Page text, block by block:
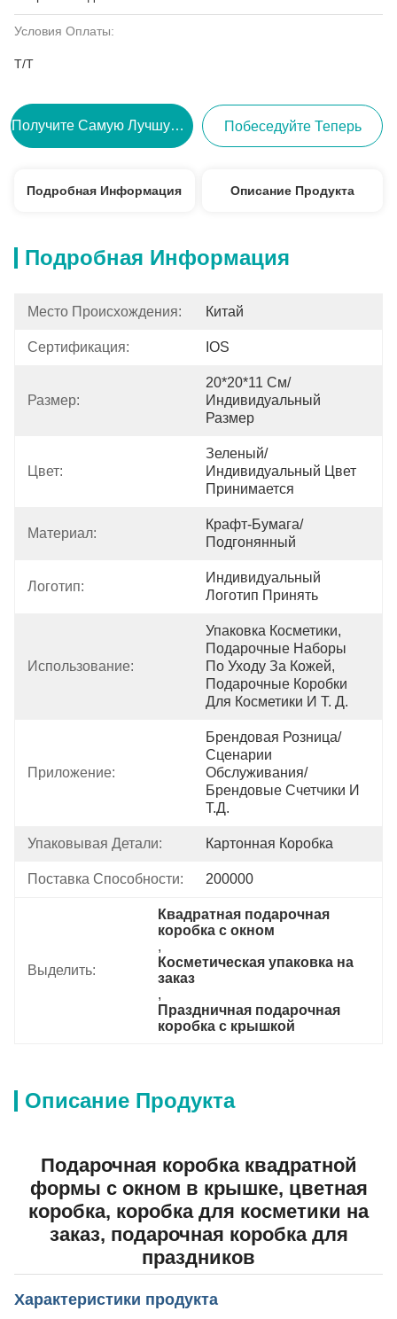
Условия Оплаты:
Т/Т
Получите Самую Лучшую Цену Побеседуйте Теперь
Подробная Информация Описание Продукта
Подробная Информация
Место Происхождения: Китай
Сертификация: IOS
Размер:
20*20*11 См/
Индивидуальный
Размер
Цвет:
Зеленый/
Индивидуальный Цвет
Принимается
Материал:
Крафт-Бумага/
Подгонянный
Логотип:
Индивидуальный
Логотип Принять
Использование:
Упаковка Косметики,
Подарочные Наборы
По Уходу За Кожей,
Подарочные Коробки
Для Косметики И Т. Д.
Приложение:
Брендовая Розница/
Сценарии
Обслуживания/
Брендовые Счетчики И
Т.д.
Упаковывая Детали: Картонная Коробка
Поставка Способности: 200000
Выделить:
Квадратная подарочная
коробка с окном
,
Косметическая упаковка на
заказ
,
Праздничная подарочная
коробка с крышкой
Описание Продукта
Подарочная коробка квадратной
формы с окном в крышке, цветная
коробка, коробка для косметики на
заказ, подарочная коробка для
праздников
Характеристики продукта